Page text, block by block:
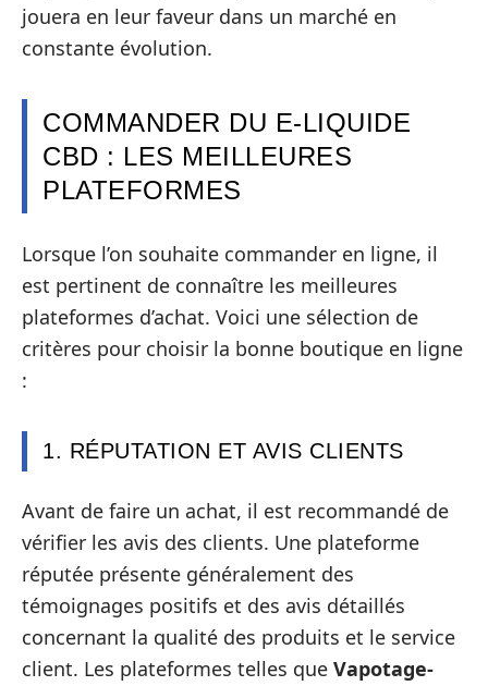
jouera en leur faveur dans un marché en
constante évolution.
COMMANDER DU E-LIQUIDE
CBD : LES MEILLEURES
PLATEFORMES
Lorsque l’on souhaite commander en ligne, il
est pertinent de connaître les meilleures
plateformes d’achat. Voici une sélection de
critères pour choisir la bonne boutique en ligne
:
1. RÉPUTATION ET AVIS CLIENTS
Avant de faire un achat, il est recommandé de
vérifier les avis des clients. Une plateforme
réputée présente généralement des
témoignages positifs et des avis détaillés
concernant la qualité des produits et le service
client. Les plateformes telles que Vapotage-